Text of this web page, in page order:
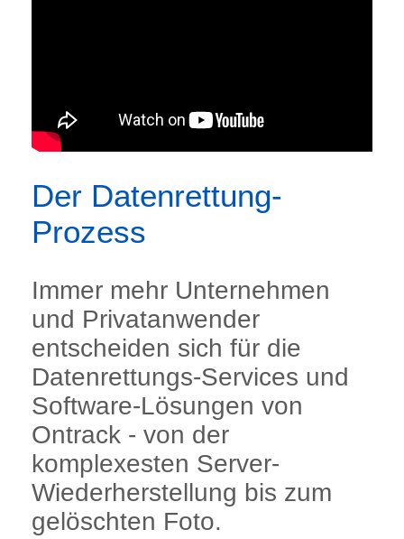
Der Datenrettung-
Prozess
Immer mehr Unternehmen
und Privatanwender
entscheiden sich für die
Datenrettungs-Services und
Software-Lösungen von
Ontrack - von der
komplexesten Server-
Wiederherstellung bis zum
gelöschten Foto.